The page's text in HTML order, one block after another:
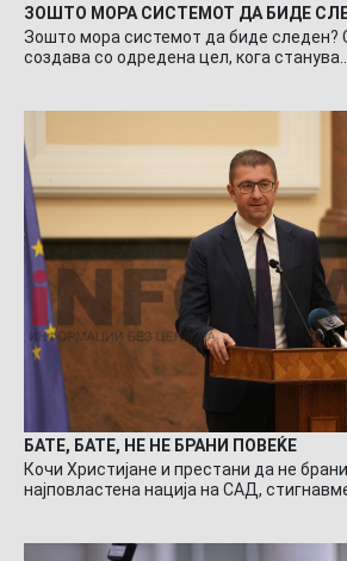
ЗОШТО МОРА СИСТЕМОТ ДА БИДЕ
Зошто мора системот да биде следен?
создава со одредена цел, кога станува…
БАТЕ, БАТЕ, НЕ НЕ БРАНИ ПОВЕЌЕ
Кочи Христијане и престани да не
најповластена нација на САД,